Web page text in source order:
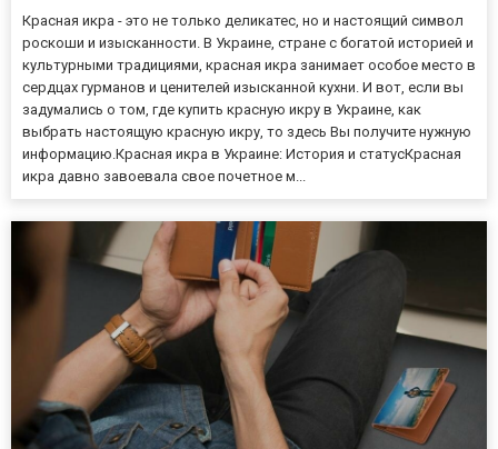
Красная икра - это не только деликатес, но и настоящий символ
роскоши и изысканности. В Украине, стране с богатой историей и
культурными традициями, красная икра занимает особое место в
сердцах гурманов и ценителей изысканной кухни. И вот, если вы
задумались о том, где купить красную икру в Украине, как
выбрать настоящую красную икру, то здесь Вы получите нужную
информацию.Красная икра в Украине: История и статусКрасная
икра давно завоевала свое почетное м...